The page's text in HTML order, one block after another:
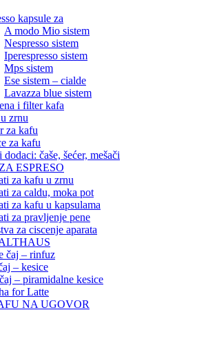
kapsule za
A modo Mio sistem
Nespresso sistem
Iperespresso sistem
Mps sistem
Ese sistem – cialde
Lavazza blue sistem
i filter kafa
zrnu
za kafu
za kafu
dodaci: čaše, šećer, mešači
ESPRESO
za kafu u zrnu
za caldu, moka pot
za kafu u kapsulama
za pravljenje pene
za ciscenje aparata
čaj – rinfuz
– kesice
– piramidalne kesice
for Latte
NA UGOVOR